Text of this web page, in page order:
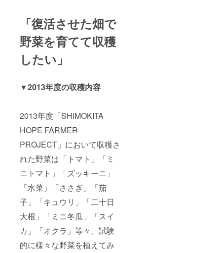
「復活させた畑で
野菜を育てて収穫
したい」
▼2013年度の収穫内容
2013年度「SHIMOKITA
HOPE FARMER
PROJECT」において収穫さ
れた野菜は「トマト」「ミ
ニトマト」「ズッキーニ」
「水菜」「ささぎ」「茄
子」「キュウリ」「二十日
大根」「ミニ冬瓜」「スイ
カ」「オクラ」等々、試験
的に様々な野菜を植えてみ